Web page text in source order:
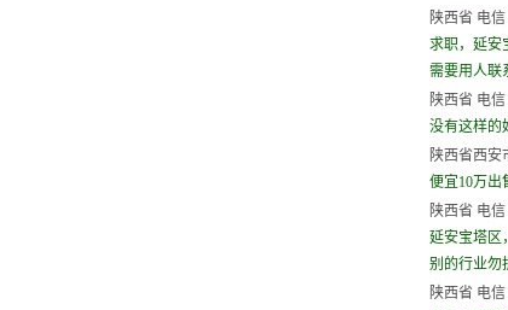
陕西省 电
求职，延安
需要用人联
陕西省 电
没有这样的
陕西省西安
便宜10万出
陕西省 电
延安宝塔区
别的行业勿
陕西省 电